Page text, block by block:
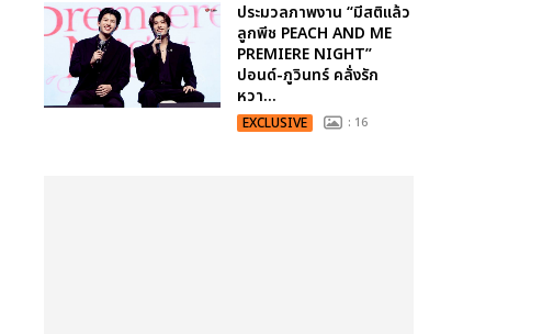
ประมวลภาพงาน “มีสติแล้ว
ลูกพีช PEACH AND ME
PREMIERE NIGHT”
ปอนด์-ภูวินทร์ คลั่งรัก
หวา...
EXCLUSIVE : 16